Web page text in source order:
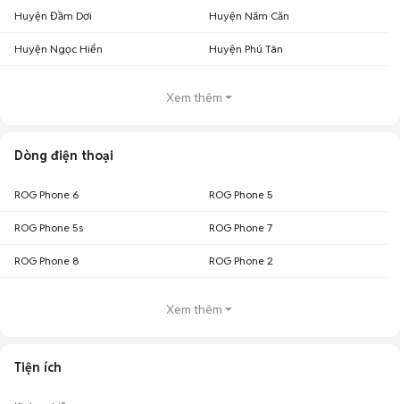
Huyện Đầm Dơi Huyện Năm Căn
Huyện Ngọc Hiển Huyện Phú Tân
Xem thêm
Dòng điện thoại
ROG Phone 6 ROG Phone 5
ROG Phone 5s ROG Phone 7
ROG Phone 8 ROG Phone 2
Xem thêm
Tiện ích